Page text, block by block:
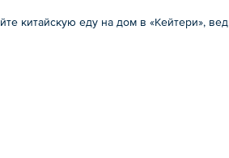
китайскую еду на дом в «Кейтери»,